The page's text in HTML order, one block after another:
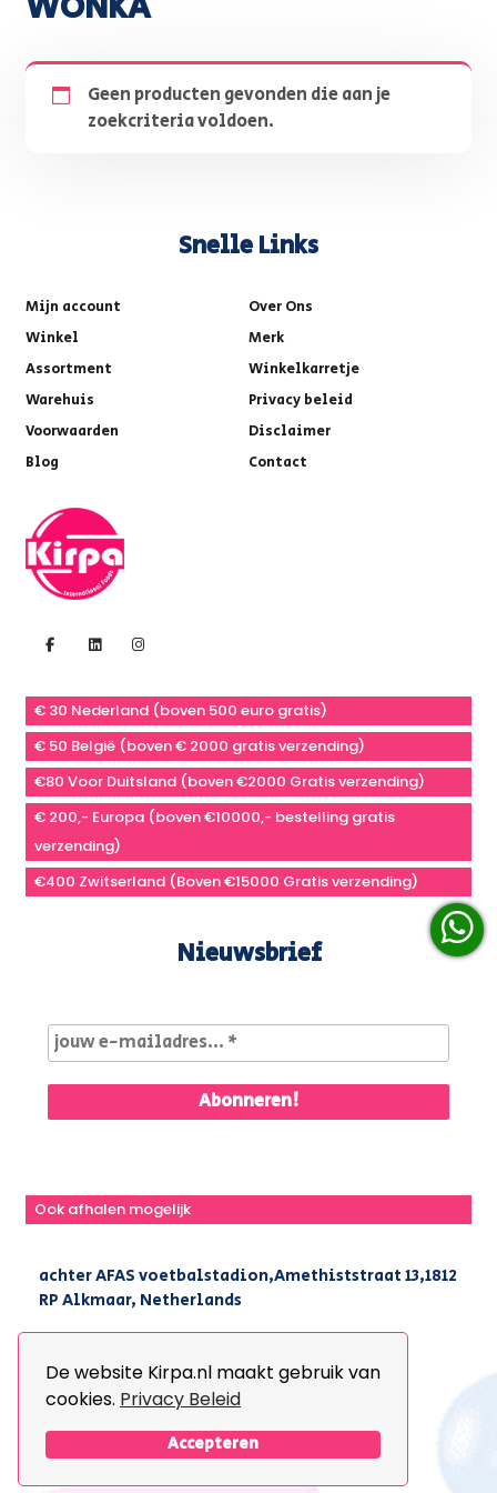
De website Kirpa.nl maakt gebruik van
cookies. Privacy Beleid
Accepteren
Geen producten gevonden die aan je
zoekcriteria voldoen.
Snelle Links
Mijn account
Over Ons
Winkel
Merk
Assortment
Winkelkarretje
Warehuis
Privacy beleid
Voorwaarden
Disclaimer
Blog
Contact
€ 30 Nederland (boven 500 euro gratis)
€ 50 België (boven € 2000 gratis verzending)
€80 Voor Duitsland (boven €2000 Gratis verzending)
€ 200,- Europa (boven €10000,- bestelling gratis
verzending)
€400 Zwitserland (Boven €15000 Gratis verzending)
Nieuwsbrief
Ook afhalen mogelijk
achter AFAS voetbalstadion,Amethiststraat 13,1812
RP Alkmaar, Netherlands
+31(0) 251 296 806 info@kirpa.nl
© 2026 Kirpa. All Rights Reserved.
The Webdesign